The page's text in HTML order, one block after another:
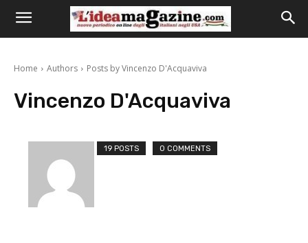
Home Authors Posts by Vincenzo D'Acquaviva
Vincenzo D'Acquaviva
19 POSTS 0 COMMENTS